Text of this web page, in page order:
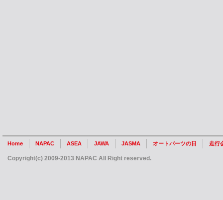
Home NAPAC ASEA JAWA JASMA オートパーツの日 走行
Copyright(c) 2009-2013 NAPAC All Right reserved.